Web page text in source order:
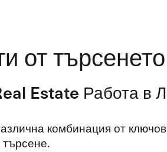
от търсенето
Estate Работа в
комбинация от
търсене.